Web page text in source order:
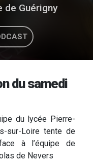
de Guérigny
du samedi
du lycée Pierre-
sur-Loire tente de
à l’équipe de
de Nevers